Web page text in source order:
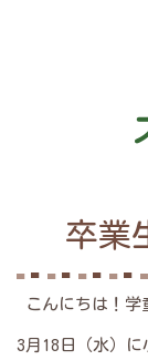
卒業
こんにちは！学
3月18日（水）